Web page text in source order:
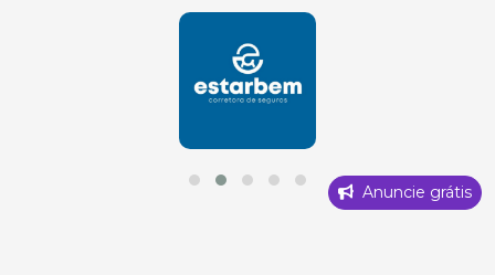
Anuncie grátis